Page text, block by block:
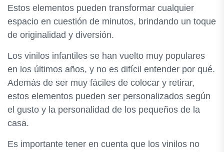
Estos elementos pueden transformar cualquier
espacio en cuestión de minutos, brindando un toque
de originalidad y diversión.
Los vinilos infantiles se han vuelto muy populares
en los últimos años, y no es difícil entender por qué.
Además de ser muy fáciles de colocar y retirar,
estos elementos pueden ser personalizados según
el gusto y la personalidad de los pequeños de la
casa.
Es importante tener en cuenta que los vinilos no